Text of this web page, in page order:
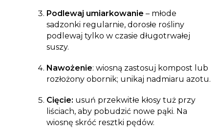
Podlewaj umiarkowanie – młode
sadzonki regularnie, dorosłe rośliny
podlewaj tylko w czasie długotrwałej
suszy.
Nawożenie: wiosną zastosuj kompost lub
rozłożony obornik; unikaj nadmiaru azotu.
Cięcie: usuń przekwitłe kłosy tuż przy
liściach, aby pobudzić nowe pąki. Na
wiosnę skróć resztki pędów.